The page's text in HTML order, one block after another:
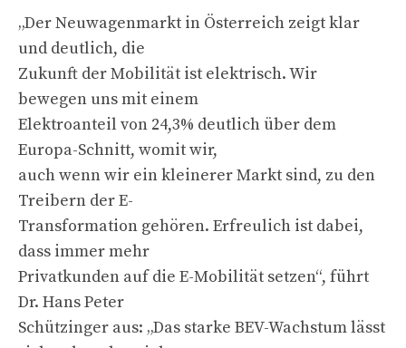
„Der Neuwagenmarkt in Österreich zeigt klar
und deutlich, die
Zukunft der Mobilität ist elektrisch. Wir
bewegen uns mit einem
Elektroanteil von 24,3% deutlich über dem
Europa-Schnitt, womit wir,
auch wenn wir ein kleinerer Markt sind, zu den
Treibern der E-
Transformation gehören. Erfreulich ist dabei,
dass immer mehr
Privatkunden auf die E-Mobilität setzen“, führt
Dr. Hans Peter
Schützinger aus: „Das starke BEV-Wachstum lässt